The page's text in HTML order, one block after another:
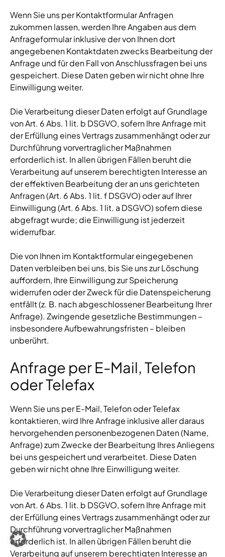
Wenn Sie uns per Kontaktformular Anfragen
zukommen lassen, werden Ihre Angaben aus dem
Anfrageformular inklusive der von Ihnen dort
angegebenen Kontaktdaten zwecks Bearbeitung der
Anfrage und für den Fall von Anschlussfragen bei uns
gespeichert. Diese Daten geben wir nicht ohne Ihre
Einwilligung weiter.
Die Verarbeitung dieser Daten erfolgt auf Grundlage
von Art. 6 Abs. 1 lit. b DSGVO, sofern Ihre Anfrage mit
der Erfüllung eines Vertrags zusammenhängt oder zur
Durchführung vorvertraglicher Maßnahmen
erforderlich ist. In allen übrigen Fällen beruht die
Verarbeitung auf unserem berechtigten Interesse an
der effektiven Bearbeitung der an uns gerichteten
Anfragen (Art. 6 Abs. 1 lit. f DSGVO) oder auf Ihrer
Einwilligung (Art. 6 Abs. 1 lit. a DSGVO) sofern diese
abgefragt wurde; die Einwilligung ist jederzeit
widerrufbar.
Die von Ihnen im Kontaktformular eingegebenen
Daten verbleiben bei uns, bis Sie uns zur Löschung
auffordern, Ihre Einwilligung zur Speicherung
widerrufen oder der Zweck für die Datenspeicherung
entfällt (z. B. nach abgeschlossener Bearbeitung Ihrer
Anfrage). Zwingende gesetzliche Bestimmungen –
insbesondere Aufbewahrungsfristen – bleiben
unberührt.
Anfrage per E-Mail, Telefon
oder Telefax
Wenn Sie uns per E-Mail, Telefon oder Telefax
kontaktieren, wird Ihre Anfrage inklusive aller daraus
hervorgehenden personenbezogenen Daten (Name,
Anfrage) zum Zwecke der Bearbeitung Ihres Anliegens
bei uns gespeichert und verarbeitet. Diese Daten
geben wir nicht ohne Ihre Einwilligung weiter.
Die Verarbeitung dieser Daten erfolgt auf Grundlage
von Art. 6 Abs. 1 lit. b DSGVO, sofern Ihre Anfrage mit
der Erfüllung eines Vertrags zusammenhängt oder zur
Durchführung vorvertraglicher Maßnahmen
erforderlich ist. In allen übrigen Fällen beruht die
Verarbeitung auf unserem berechtigten Interesse an